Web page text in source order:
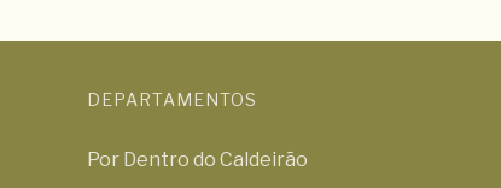
DEPARTAMENTOS
Por Dentro do Caldeirão